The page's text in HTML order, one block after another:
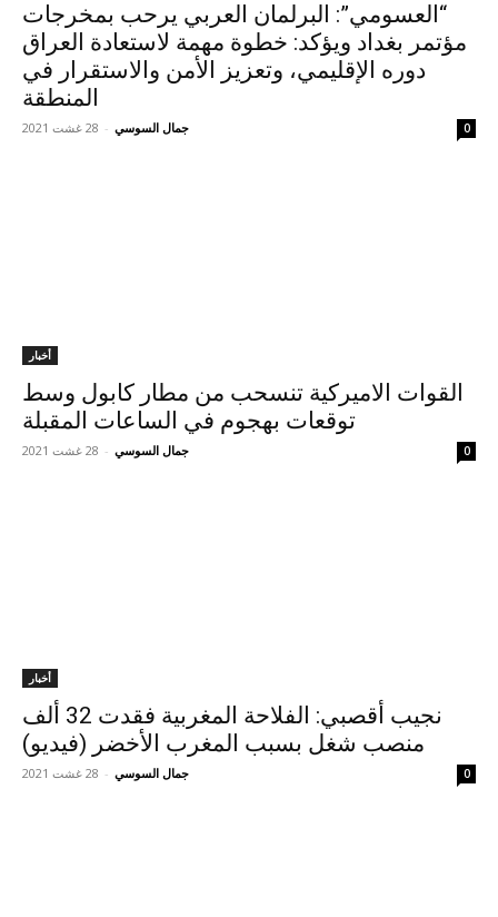
“العسومي”: البرلمان العربي يرحب بمخرجات
مؤتمر بغداد ويؤكد: خطوة مهمة لاستعادة العراق
دوره الإقليمي، وتعزيز الأمن والاستقرار في
المنطقة
جمال السوسي - 28 غشت 2021 0
أخبار
القوات الاميركية تنسحب من مطار كابول وسط
توقعات بهجوم في الساعات المقبلة
جمال السوسي - 28 غشت 2021 0
أخبار
نجيب أقصبي: الفلاحة المغربية فقدت 32 ألف
منصب شغل بسبب المغرب الأخضر (فيديو)
جمال السوسي - 28 غشت 2021 0